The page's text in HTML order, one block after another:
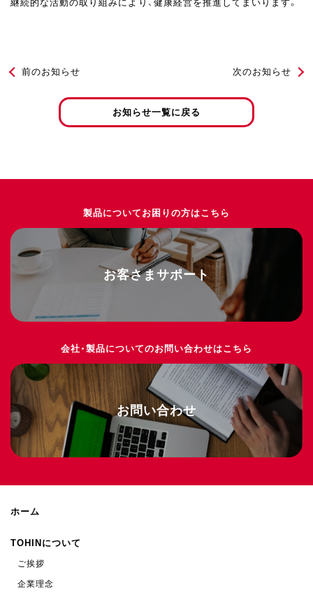
継続的な活動の取り組みにより、健康経営を推進してまいります。
前のお知らせ 次のお知らせ
お知らせ一覧に戻る
製品についてお困りの方はこちら
お客さまサポート
会社・製品についてのお問い合わせはこちら
お問い合わせ
ホーム
TOHINについて
ご挨拶
企業理念